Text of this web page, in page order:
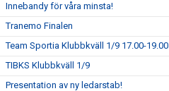
Innebandy för våra minsta!
Tranemo Finalen
Team Sportia Klubbkväll 1/9 17.00-19.00
TIBKS Klubbkväll 1/9
Presentation av ny ledarstab!